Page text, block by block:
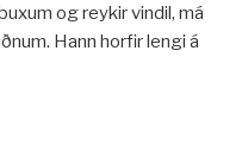
og reykir vindil, má
Hann horfir lengi á